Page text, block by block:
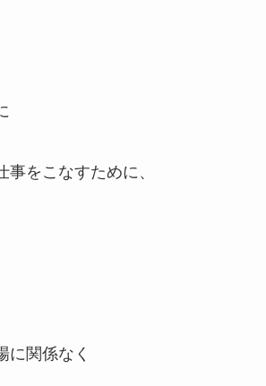
事をこなすために、
に関係なく